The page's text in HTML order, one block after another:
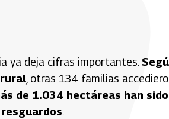
ya deja cifras importantes.
, otras 134 familias
de 1.034 hectáreas han
.